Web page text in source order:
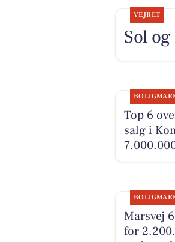
VEJRET
Sol
Top 6
salg i
Marsvej
for